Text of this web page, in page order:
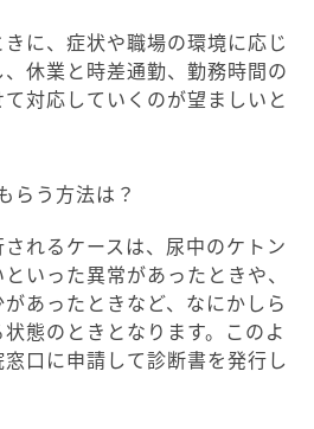
に、症状や職場の環境に応じ
休業と時差通勤、勤務時間の
対応していくのが望ましいと
らう方法は？
れるケースは、尿中のケトン
いった異常があったときや、
あったときなど、なにかしら
態のときとなります。このよ
口に申請して診断書を発行し